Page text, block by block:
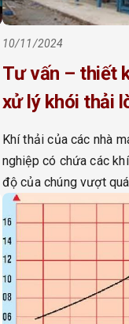
10/11/2024
Tư vấn – thiết
xử lý khói thải
thải
Khí thải của các nhà
nghiệp có chứa các
độ của chúng vượt
chuẩn cho phép. Khí
chuyền công nghệ
trong các nhà máy
gây ô nhiễm trong […]